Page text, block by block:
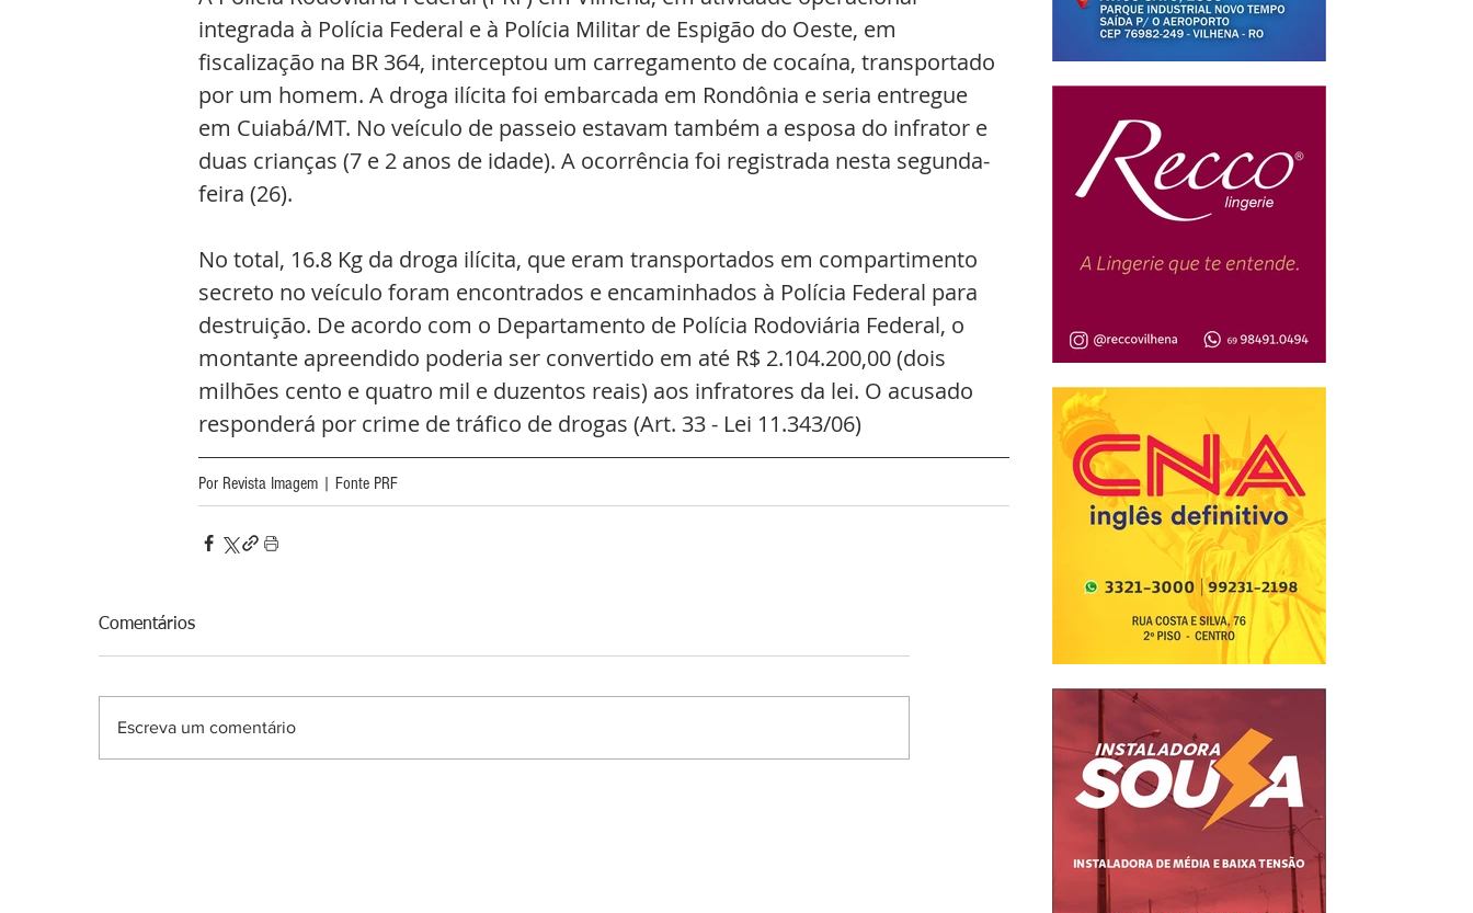
integrada à Polícia Federal e à Polícia Militar de Espigão do Oeste, em
fiscalização na BR 364, interceptou um carregamento de cocaína, transportado
por um homem. A droga ilícita foi embarcada em Rondônia e seria entregue
em Cuiabá/MT. No veículo de passeio estavam também a esposa do infrator e
duas crianças (7 e 2 anos de idade). A ocorrência foi registrada nesta segunda-
feira (26).
No total, 16.8 Kg da droga ilícita, que eram transportados em compartimento
secreto no veículo foram encontrados e encaminhados à Polícia Federal para
destruição. De acordo com o Departamento de Polícia Rodoviária Federal, o
montante apreendido poderia ser convertido em até R$ 2.104.200,00 (dois
milhões cento e quatro mil e duzentos reais) aos infratores da lei. O acusado
responderá por crime de tráfico de drogas (Art. 33 - Lei 11.343/06)
Por Revista Imagem | Fonte PRF
Comentários
Escreva um comentário